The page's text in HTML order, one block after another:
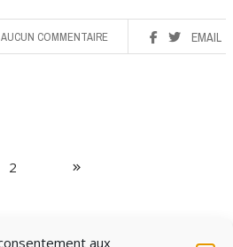
aux
EMAIL
AUCUN COMMENTAIRE
2